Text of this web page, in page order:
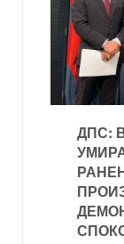
ДПС: